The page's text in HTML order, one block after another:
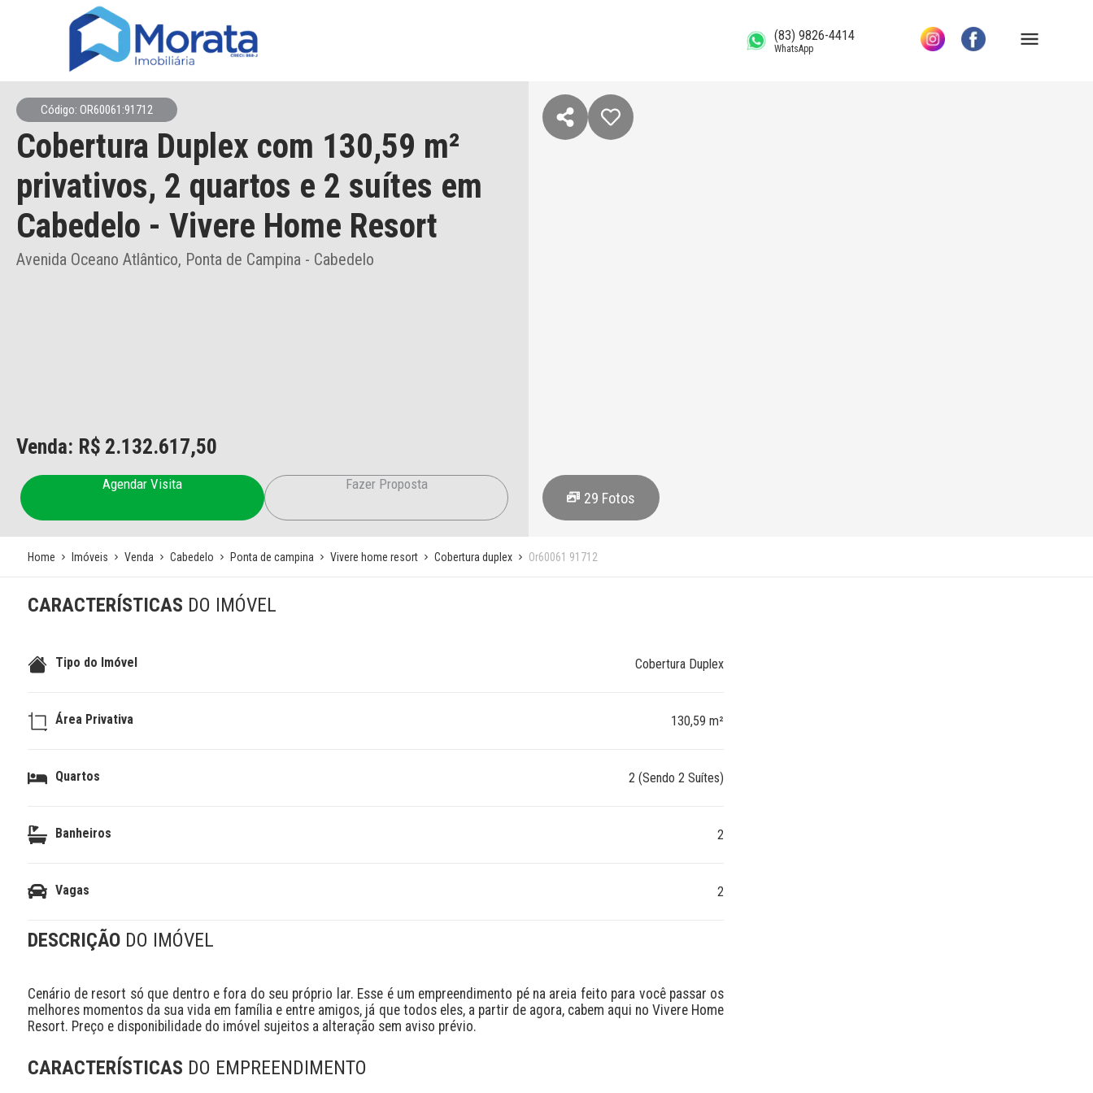
(83) 9826-4414
WhatsApp
Código: OR60061:91712
Cobertura Duplex com 130,59 m²
privativos, 2 quartos e 2 suítes em
Cabedelo - Vivere Home Resort
Avenida Oceano Atlântico, Ponta de Campina - Cabedelo
Venda: R$ 2.132.617,50
Agendar Visita Fazer Proposta
29 Fotos
Home Imóveis Venda Cabedelo Ponta de campina Vivere home resort Cobertura duplex Or60061 91712
CARACTERÍSTICAS DO IMÓVEL
Tipo do Imóvel Cobertura Duplex
Área Privativa 130,59 m²
Quartos 2 (Sendo 2 Suítes)
Banheiros 2
Vagas 2
DESCRIÇÃO DO IMÓVEL
Cenário de resort só que dentro e fora do seu próprio lar. Esse é um empreendimento pé na areia feito para você passar os
melhores momentos da sua vida em família e entre amigos, já que todos eles, a partir de agora, cabem aqui no Vivere Home
Resort. Preço e disponibilidade do imóvel sujeitos a alteração sem aviso prévio.
CARACTERÍSTICAS DO EMPREENDIMENTO